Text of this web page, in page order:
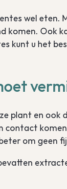
wel eten.
komen. Ook
kunt u het
plant en ook
om geen